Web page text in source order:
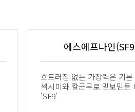
에스에프나인
흐트러짐 없는 가창력은 기본
섹시미와 칼군무로 믿보믿듣
'SF9'